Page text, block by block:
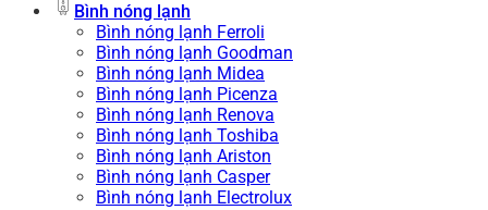
Bình nóng lạnh
Bình nóng lạnh Ferroli
Bình nóng lạnh Goodman
Bình nóng lạnh Midea
Bình nóng lạnh Picenza
Bình nóng lạnh Renova
Bình nóng lạnh Toshiba
Bình nóng lạnh Ariston
Bình nóng lạnh Casper
Bình nóng lạnh Electrolux